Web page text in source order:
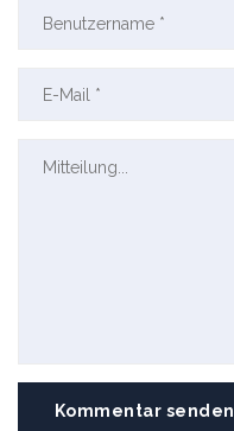
Kommentar senden